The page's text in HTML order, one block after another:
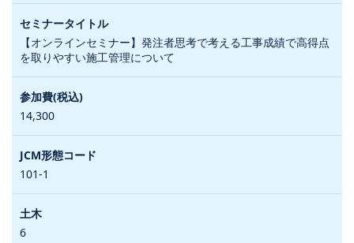
【オンラインセミナー】発注者思考で考える工事成績で高得点
を取りやすい施工管理について
14,300
101-1
6